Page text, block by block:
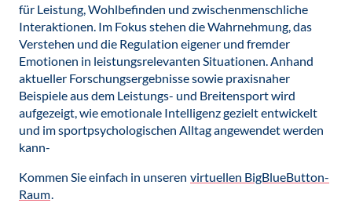
für Leistung, Wohlbefinden und zwischenmenschliche
Interaktionen. Im Fokus stehen die Wahrnehmung, das
Verstehen und die Regulation eigener und fremder
Emotionen in leistungsrelevanten Situationen. Anhand
aktueller Forschungsergebnisse sowie praxisnaher
Beispiele aus dem Leistungs- und Breitensport wird
aufgezeigt, wie emotionale Intelligenz gezielt entwickelt
und im sportpsychologischen Alltag angewendet werden
kann-
Kommen Sie einfach in unseren virtuellen BigBlueButton-
Raum.